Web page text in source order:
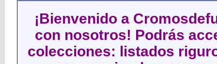
¡Bienvenido a
con nosotros! Podrás
colecciones: listados